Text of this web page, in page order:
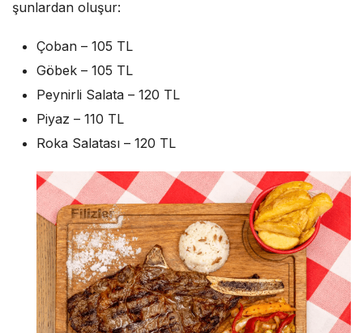
şunlardan oluşur:
Çoban – 105 TL
Göbek – 105 TL
Peynirli Salata – 120 TL
Piyaz – 110 TL
Roka Salatası – 120 TL